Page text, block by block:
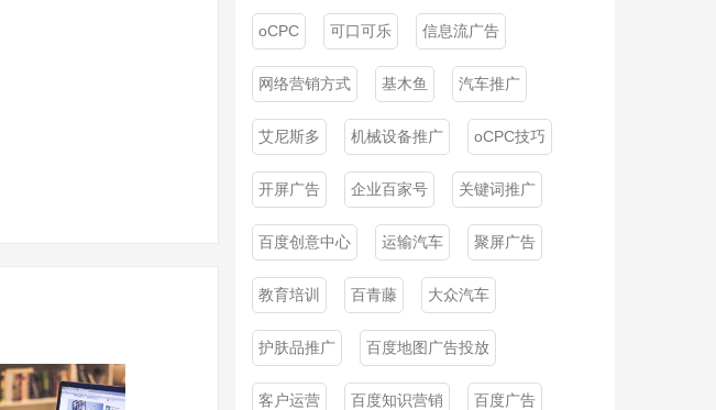
oCPC 可口可乐 信息流广告
网络营销方式 基木鱼 汽车推广
艾尼斯多 机械设备推广 oCPC技巧
开屏广告 企业百家号 关键词推广
百度创意中心 运输汽车 聚屏广告
教育培训 百青藤 大众汽车
护肤品推广 百度地图广告投放
客户运营 百度知识营销 百度广告